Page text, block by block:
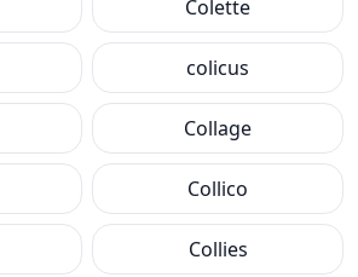
Colette
colicus
Collage
Collico
Collies